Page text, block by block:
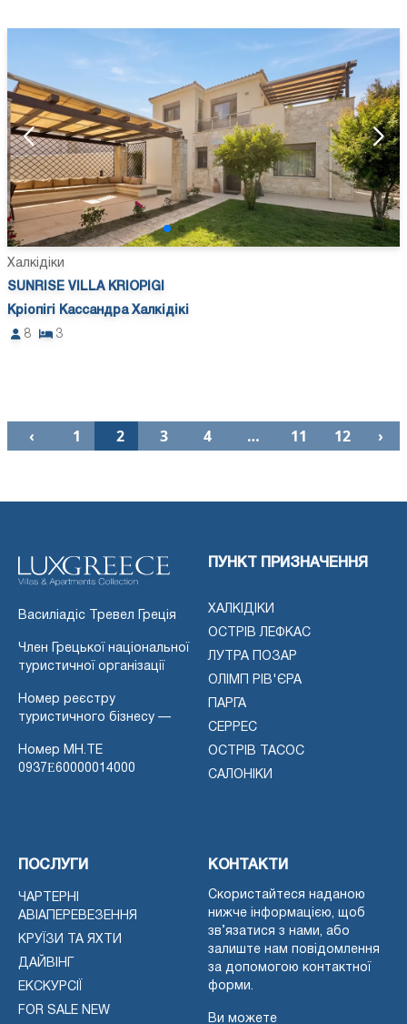
Халкідіки
SUNRISE VILLA KRIOPIGI
Кріопігі Кассандра Халкідікі
8
3
‹ 1 2 3 4 … 11 12 ›
Василіадіс Тревел Греція
Член Грецької національної
туристичної організації
Номер реєстру
туристичного бізнесу —
Номер MH.TE
0937Ε60000014000
ПУНКТ ПРИЗНАЧЕННЯ
ХАЛКІДІКИ
ОСТРІВ ЛЕФКАС
ЛУТРА ПОЗАР
ОЛІМП РІВ'ЄРА
ПАРГА
СЕРРЕС
ОСТРІВ ТАСОС
САЛОНІКИ
ПОСЛУГИ
ЧАРТЕРНІ
АВІАПЕРЕВЕЗЕННЯ
КРУЇЗИ ТА ЯХТИ
ДАЙВІНГ
ЕКСКУРСІЇ
FOR SALE NEW
КОНТАКТИ
Скористайтеся наданою
нижче інформацією, щоб
зв’язатися з нами, або
залиште нам повідомлення
за допомогою контактної
форми.
Ви можете